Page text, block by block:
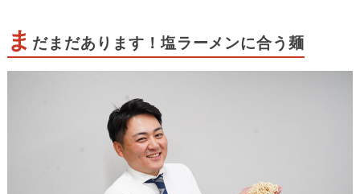
ま だまだあります！塩ラーメンに合う麺